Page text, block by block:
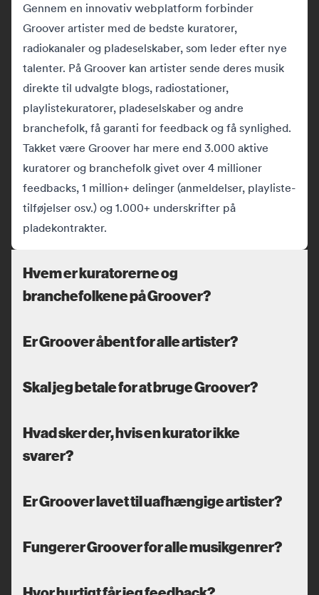
Gennem en innovativ webplatform forbinder
Groover artister med de bedste kuratorer,
radiokanaler og pladeselskaber, som leder efter nye
talenter. På Groover kan artister sende deres musik
direkte til udvalgte blogs, radiostationer,
playlistekuratorer, pladeselskaber og andre
branchefolk, få garanti for feedback og få synlighed.
Takket være Groover har mere end 3.000 aktive
kuratorer og branchefolk givet over 4 millioner
feedbacks, 1 million+ delinger (anmeldelser, playliste-
tilføjelser osv.) og 1.000+ underskrifter på
pladekontrakter.
Hvem er kuratorerne og
branchefolkene på Groover?
Er Groover åbent for alle artister?
Skal jeg betale for at bruge Groover?
Hvad sker der, hvis en kurator ikke
svarer?
Er Groover lavet til uafhængige artister?
Fungerer Groover for alle musikgenrer?